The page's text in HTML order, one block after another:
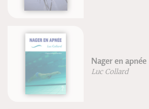
Nager en apnée
Luc Collard